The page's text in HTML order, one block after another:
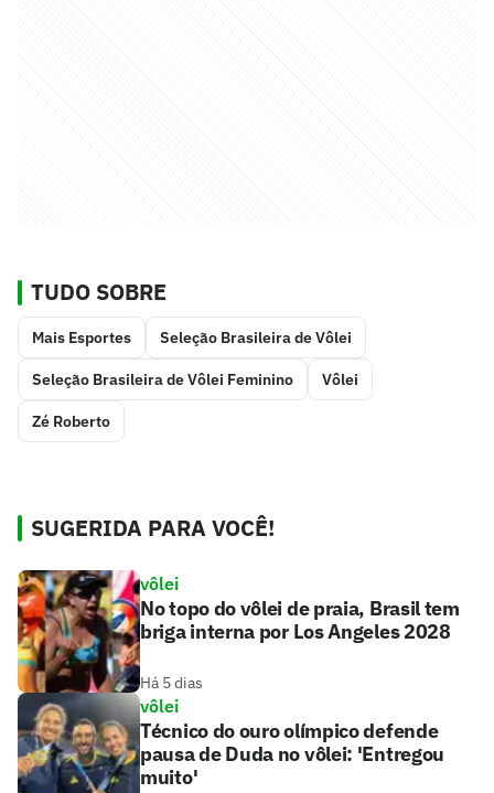
TUDO SOBRE
Mais Esportes Seleção Brasileira de Vôlei
Seleção Brasileira de Vôlei Feminino Vôlei
Zé Roberto
SUGERIDA PARA VOCÊ!
vôlei
No topo do vôlei de praia, Brasil tem
briga interna por Los Angeles 2028
Há 5 dias
vôlei
Técnico do ouro olímpico defende
pausa de Duda no vôlei: 'Entregou
muito'